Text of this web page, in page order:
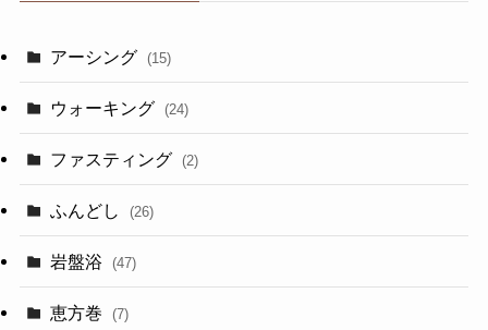
アーシング (15)
ウォーキング (24)
ファスティング (2)
ふんどし (26)
岩盤浴 (47)
恵方巻 (7)